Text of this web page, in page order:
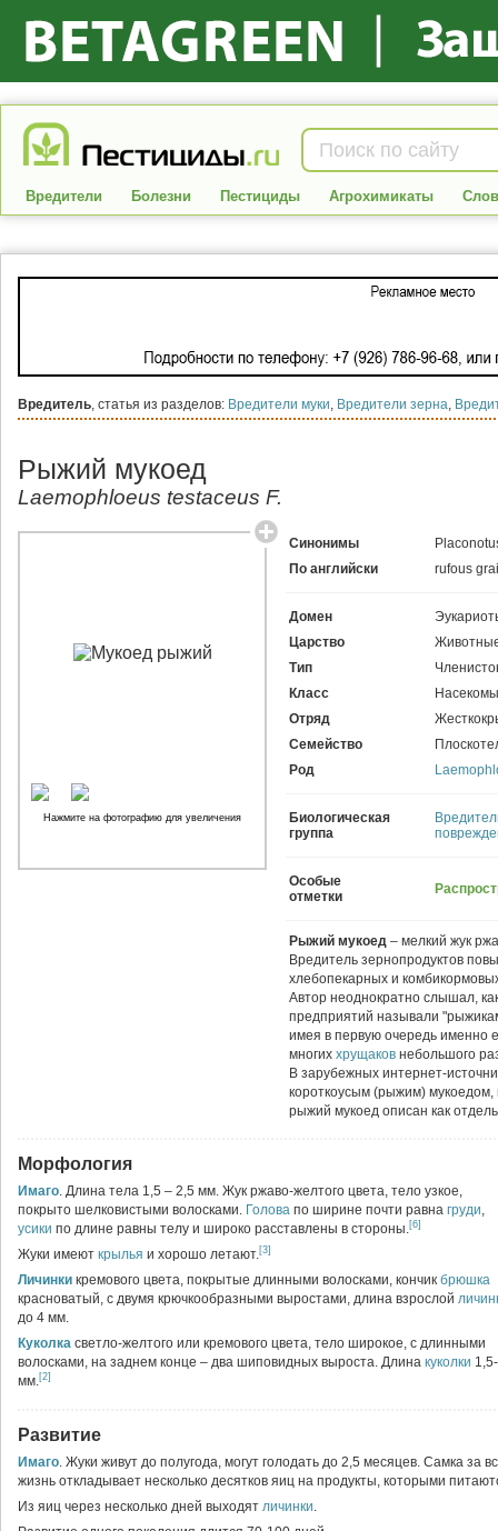
Вредители Болезни Пестициды Агрохимикаты
Вредитель, статья из разделов: Вредители муки, Вредители зерна,
Рыжий мукоед
Laemophloeus testaceus F.
Синонимы
По английски
rufous
Домен
Царство
Тип
Класс
Отряд
Семейство
Род
Биологическая
группа
Особые
отметки
Рыжий мукоед – мелкий жук
Вредитель зернопродуктов
хлебопекарных и
Автор неоднократно слышал,
предприятий называли
имея в первую очередь именно
многих хрущаков небольшого
В зарубежных интернет-
короткоусым (рыжим) мукоедом,
рыжий мукоед описан как
Нажмите на фотографию для увеличения
Морфология
Имаго. Длина тела 1,5 – 2,5 мм. Жук ржаво-желтого цвета, тело узкое,
покрыто шелковистыми волосками. Голова по ширине почти равна груди,
усики по длине равны телу и широко расставлены в стороны.[6]
Жуки имеют крылья и хорошо летают.[3]
Личинки кремового цвета, покрытые длинными волосками, кончик брюшка
красноватый, с двумя крючкообразными выростами, длина взрослой
до 4 мм.
Куколка светло-желтого или кремового цвета, тело широкое, с длинными
волосками, на заднем конце – два шиповидных выроста. Длина куколки
мм.[2]
Развитие
Имаго. Жуки живут до полугода, могут голодать до 2,5 месяцев. Самка за
жизнь откладывает несколько десятков яиц на продукты, которыми
Из яиц через несколько дней выходят личинки.